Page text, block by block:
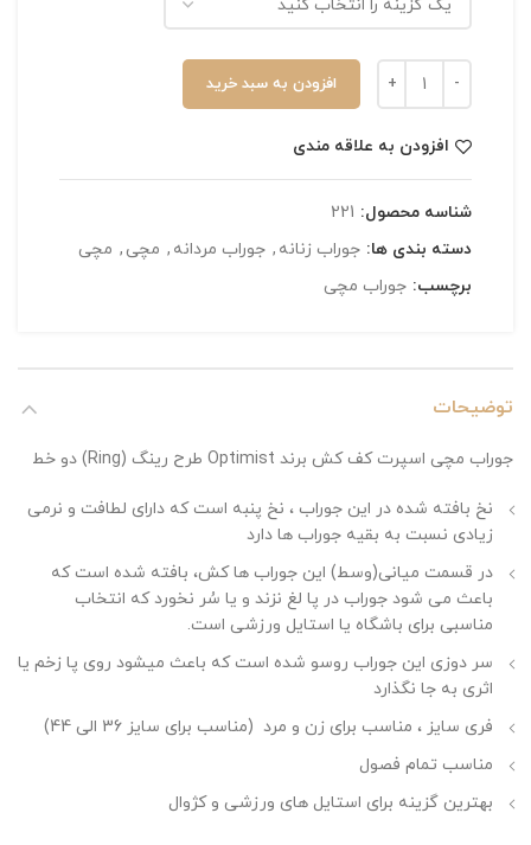
افزودن به سبد خرید
افزودن به علاقه مندی
شناسه محصول: 221
دسته بندی ها: جوراب زنانه , جوراب مردانه , مچی , مچی
برچسب: جوراب مچی
توضیحات
جوراب مچی اسپرت کف کش برند Optimist طرح رینگ (Ring) دو خط
نخ بافته شده در این جوراب ، نخ پنبه است که دارای لطافت و نرمی
زیادی نسبت به بقیه جوراب ها دارد
در قسمت میانی(وسط) این جوراب ها کش، بافته شده است که
باعث می شود جوراب در پا لغ نزند و یا سُر نخورد که انتخاب
مناسبی برای باشگاه یا استایل ورزشی است.
سر دوزی این جوراب روسو شده است که باعث میشود روی پا زخم یا
اثری به جا نگذارد
فری سایز ، مناسب برای زن و مرد (مناسب برای سایز 36 الی 44)
مناسب تمام فصول
بهترین گزینه برای استایل های ورزشی و کژوال